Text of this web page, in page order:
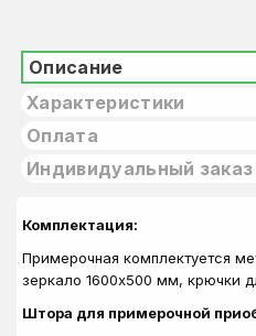
Описание
Характеристики
Оплата
Индивидуальный заказ
Комплектация:
Примерочная комплектуется
зеркало 1600х500 мм, крючки
Штора для примерочной